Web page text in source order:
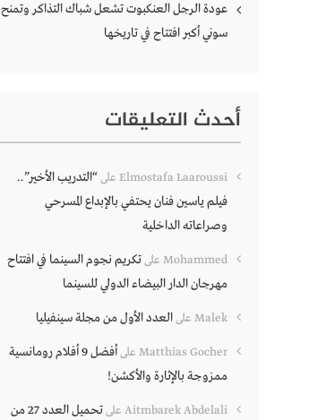
عودة الرجل العنكبوت تشعل شباك التذاكر وتمنح
سوني أكبر افتتاح في تاريخها
أحدث التعليقات
Elmostafa Laaroussi على“التدريب الأخير”..
فيلم ياسين فنان يحتفي بالإبداع المسرحي
وصراعاته الداخلية
Mohammed علىتكريم نجوم السينما في افتتاح
مهرجان الدار البيضاء الدولي للسينما
Malek علىالعدد الأول من مجلة سينفيليا
Matthias Gocher على
أفضل 9 أفلام رومانسية
ممزوجة بالإثارة والأكشن!
Aitmbarek Abdelali على
تحميل العدد 27 من